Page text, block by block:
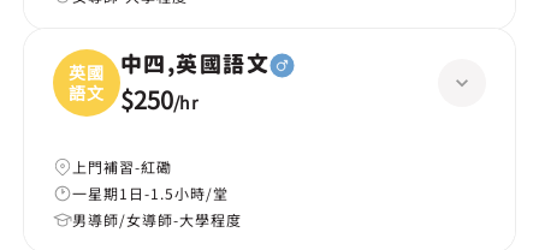
英國
語文
中四,英國語文
$250/hr
上門補習-紅磡
一星期1日-1.5小時/堂
男導師/女導師-大學程度